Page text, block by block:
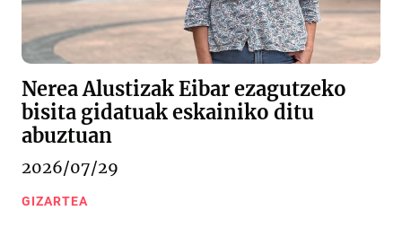
Nerea Alustizak Eibar ezagutzeko
bisita gidatuak eskainiko ditu
abuztuan
2026/07/29
GIZARTEA